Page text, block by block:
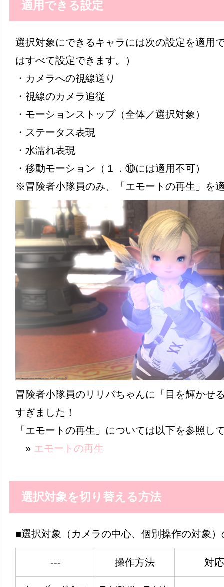
適用できる設定
選択対象にできるキャラには次の設定を適用
はすべて設定できます。）
・カメラへの視線送り
・視線のカメラ追従
・モーションストップ（全体／選択対象）
・ステータス表現
・水濡れ表現
・移動モーション（１．⑩には適用不可）
※冒険者小隊員のみ、「エモートの再生」を
冒険者小隊員のリリバちゃんに「目を輝かせ
すぎました！
「エモートの再生」については以下を参照し
» エモートの再生
選択対象を切り替える方法
■選択対象（カメラの中心、個別操作の対象
--- 操作方法 対